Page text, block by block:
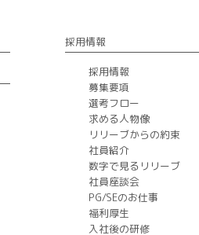
採用情報
採用情報
募集要項
選考フロー
求める人物像
リリーブからの約束
社員紹介
数字で見るリリーブ
社員座談会
PG/SEのお仕事
福利厚生
入社後の研修